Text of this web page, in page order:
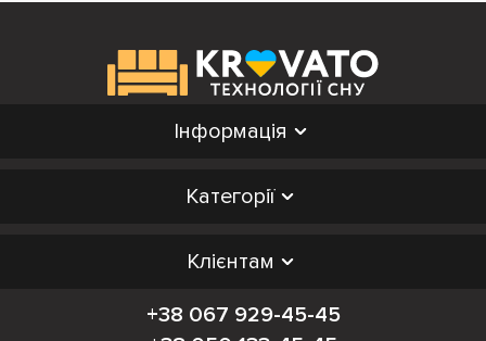
Інформація
Категорії
Клієнтам
+38 067 929-45-45